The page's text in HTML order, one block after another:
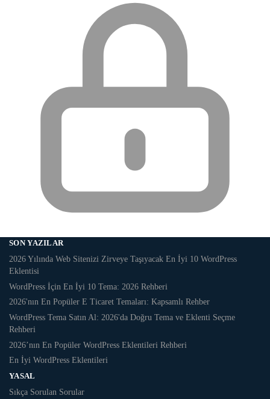
SON YAZILAR
2026 Yılında Web Sitenizi Zirveye Taşıyacak En İyi 10 WordPress
Eklentisi
WordPress İçin En İyi 10 Tema: 2026 Rehberi
2026'nın En Popüler E Ticaret Temaları: Kapsamlı Rehber
WordPress Tema Satın Al: 2026'da Doğru Tema ve Eklenti Seçme
Rehberi
2026’nın En Popüler WordPress Eklentileri Rehberi
En İyi WordPress Eklentileri
YASAL
Sıkça Sorulan Sorular